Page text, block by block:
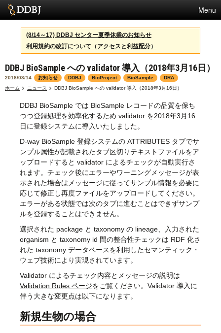
Menu
サービス
スパコン
統計
活動
センターについて
利用規約
問合せ
English
(8/14～17) DDBJ センター夏季休業のお知らせ
利用規約の改訂について（アクセスと利益配分）
DDBJ BioSample への validator 導入（2018年3月16日）
2018/03/14 お知らせ DDBJ BioProject BioSample
DRA
ホーム
ニュース DDBJ BioSample への validator 導入（2018年3月16日）
DDBJ BioSample では BioSample レコードの品質を保ち
つつ登録処理を効率化するため validator を2018年3月16
日に登録システムに導入いたしました。
D-way BioSample 登録システムの ATTRIBUTES タブでサ
ンプル属性が記載されたタブ区切りテキストファイルをア
ップロードすると validator によるチェックが自動実行さ
れます。チェック後にエラーやワーニングメッセージが表
示された場合はメッセージに従ってサンプル情報を必要に
応じて修正し再度ファイルをアップロードしてください。
エラーがある状態では次のタブに進むことはできずサンプ
ルを登録することはできません。
選択された package と taxonomy の lineage、入力された
organism と taxonomy id 間の整合性チェックは RDF 化さ
れた taxonomy データベースを利用したセマンティック・
ウェブ技術により実現されています。
Validator によるチェック内容とメッセージの説明は
Validation Rules ページをご覧ください。Validator 導入に
伴う大きな変更点は以下になります。
新規生物の場合